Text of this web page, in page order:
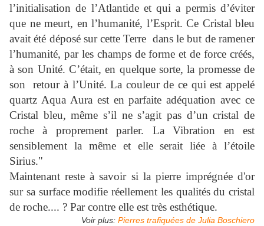
l’initialisation de l’Atlantide et qui a permis d’éviter
que ne meurt, en l’humanité, l’Esprit. Ce Cristal bleu
avait été déposé sur cette Terre dans le but de ramener
l’humanité, par les champs de forme et de force créés,
à son Unité. C’était, en quelque sorte, la promesse de
son retour à l’Unité. La couleur de ce qui est appelé
quartz Aqua Aura est en parfaite adéquation avec ce
Cristal bleu, même s’il ne s’agit pas d’un cristal de
roche à proprement parler. La Vibration en est
sensiblement la même et elle serait liée à l’étoile
Sirius."
Maintenant reste à savoir si la pierre imprégnée d'or
sur sa surface modifie réellement les qualités du cristal
de roche.... ? Par contre elle est très esthétique.
Voir plus: Pierres trafiquées de Julia Boschiero